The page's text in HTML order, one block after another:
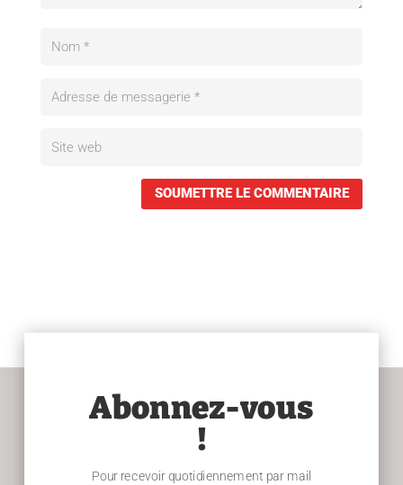
SOUMETTRE LE COMMENTAIRE
Abonnez-vous
!
Pour recevoir quotidiennement par mail